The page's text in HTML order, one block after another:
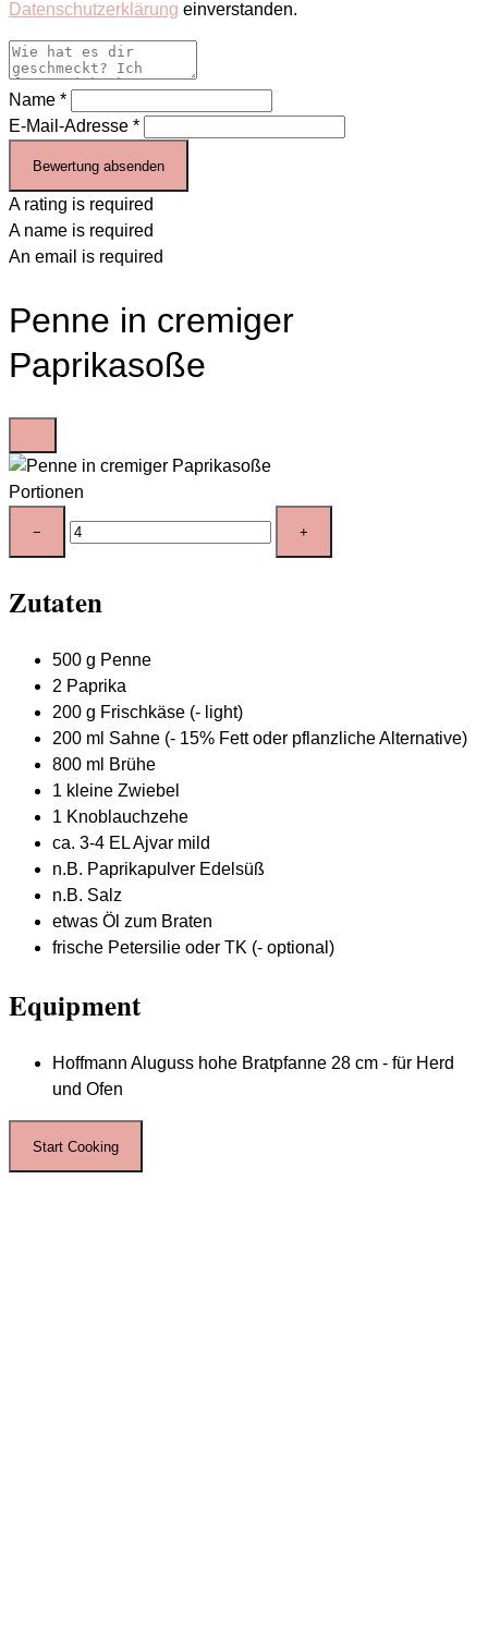
Datenschutzerklärung einverstanden.
Name *
E-Mail-Adresse *
Bewertung absenden
A rating is required
A name is required
An email is required
Penne in cremiger
Paprikasoße
Portionen
− +
Zutaten
500 g Penne
2 Paprika
200 g Frischkäse (- light)
200 ml Sahne (- 15% Fett oder pflanzliche Alternative)
800 ml Brühe
1 kleine Zwiebel
1 Knoblauchzehe
ca. 3-4 ELAjvar mild
n.B. Paprikapulver Edelsüß
n.B. Salz
etwas Öl zum Braten
frische Petersilie oder TK (- optional)
Equipment
Hoffmann Aluguss hohe Bratpfanne 28 cm - für Herd
und Ofen
Start Cooking